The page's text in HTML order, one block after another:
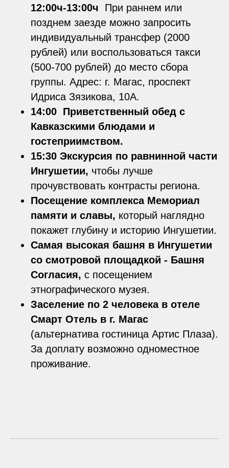
12:00ч-13:00ч При раннем или
позднем заезде можно запросить
индивидуальный трансфер (2000
рублей) или воспользоваться такси
(500-700 рублей) до место сбора
группы. Адрес: г. Магас, проспект
Идриса Зязикова, 10А.
14:00 Приветственный обед с
Кавказскими блюдами и
гостеприимством.
15:30 Экскурсия по равнинной части
Ингушетии, чтобы лучше
прочувствовать контрасты региона.
Посещение комплекса Мемориал
памяти и славы, который наглядно
покажет глубину и историю Ингушетии.
Самая высокая башня в Ингушетии
со смотровой площадкой - Башня
Согласия, с посещением
этнографического музея.
Заселение по 2 человека в отеле
Смарт Отель в г. Магас
(альтернатива гостиница Артис Плаза).
За доплату возможно одноместное
проживание.